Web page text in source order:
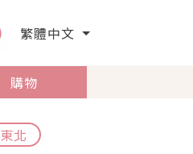
繁體中文
購物
東北